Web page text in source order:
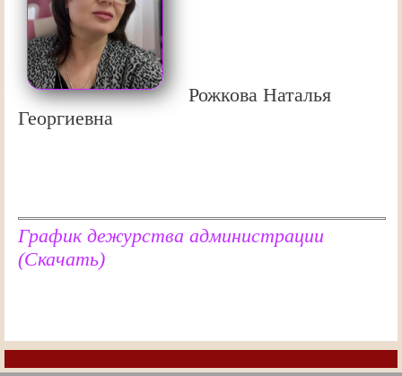
Рожкова Наталья
Георгиевна
График дежурства администрации
(Скачать)